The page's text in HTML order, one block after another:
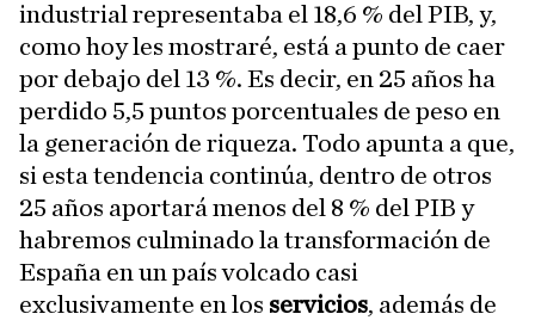
industrial representaba el 18,6 % del PIB, y,
como hoy les mostraré, está a punto de caer
por debajo del 13 %. Es decir, en 25 años ha
perdido 5,5 puntos porcentuales de peso en
la generación de riqueza. Todo apunta a que,
si esta tendencia continúa, dentro de otros
25 años aportará menos del 8 % del PIB y
habremos culminado la transformación de
España en un país volcado casi
exclusivamente en los servicios, además de